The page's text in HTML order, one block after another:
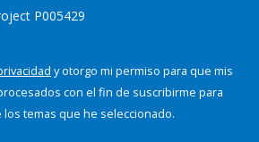
P005429
y otorgo mi permiso para que mis
con el fin de suscribirme para
temas que he seleccionado.